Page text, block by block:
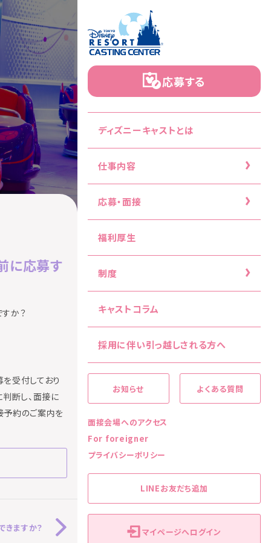
応募する
ディズニーキャストとは
仕事内容
応募・面接
福利厚生
制度
キャストコラム
採用に伴い引っ越しされる方へ
お知らせ よくある質問
面接会場へのアクセス
For foreigner
プライバシーポリシー
LINEお友だち追加
マイページへログイン
に応募す
か？
受付しており
断し、面接に
予約のご案内を
きますか？